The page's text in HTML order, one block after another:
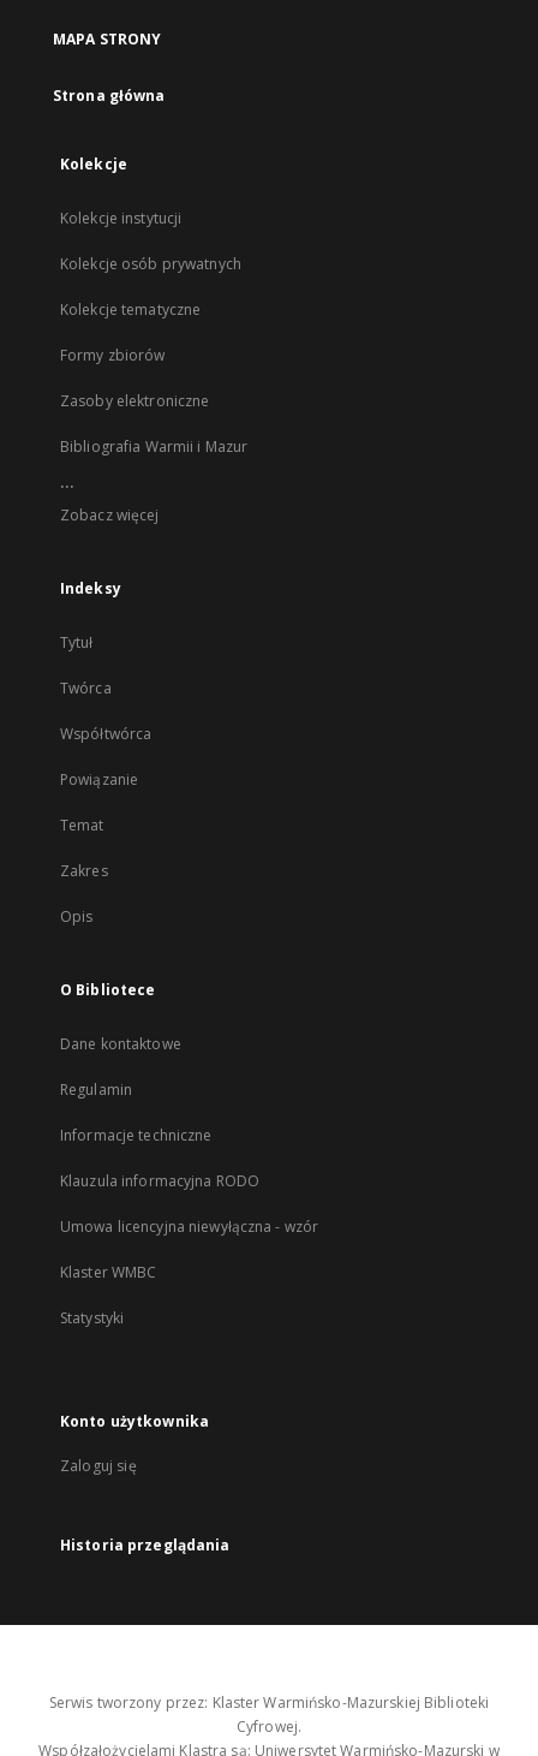
MAPA STRONY
Strona główna
Kolekcje
Kolekcje instytucji
Kolekcje osób prywatnych
Kolekcje tematyczne
Formy zbiorów
Zasoby elektroniczne
Bibliografia Warmii i Mazur
...
Zobacz więcej
Indeksy
Tytuł
Twórca
Współtwórca
Powiązanie
Temat
Zakres
Opis
O Bibliotece
Dane kontaktowe
Regulamin
Informacje techniczne
Klauzula informacyjna RODO
Umowa licencyjna niewyłączna - wzór
Klaster WMBC
Statystyki
Konto użytkownika
Zaloguj się
Historia przeglądania
Serwis tworzony przez: Klaster Warmińsko-Mazurskiej Biblioteki
Cyfrowej.
Współzałożycielami Klastra są: Uniwersytet Warmińsko-Mazurski w